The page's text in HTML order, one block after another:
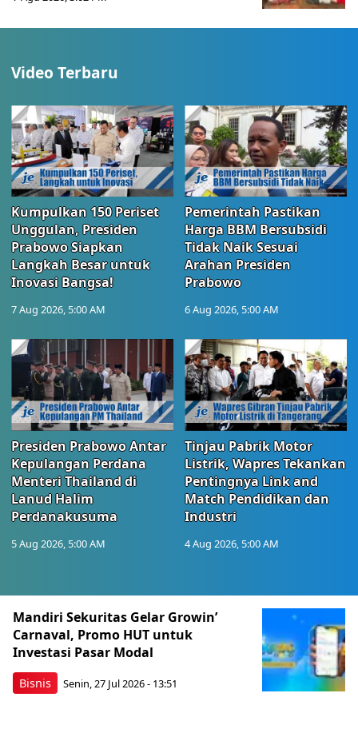
Video Terbaru
Kumpulkan 150 Periset
Unggulan, Presiden
Prabowo Siapkan
Langkah Besar untuk
Inovasi Bangsa!
7 Aug 2026, 5:00 AM
Pemerintah Pastikan
Harga BBM Bersubsidi
Tidak Naik Sesuai
Arahan Presiden
Prabowo
6 Aug 2026, 5:00 AM
Presiden Prabowo Antar
Kepulangan Perdana
Menteri Thailand di
Lanud Halim
Perdanakusuma
5 Aug 2026, 5:00 AM
Tinjau Pabrik Motor
Listrik, Wapres Tekankan
Pentingnya Link and
Match Pendidikan dan
Industri
4 Aug 2026, 5:00 AM
Bisnis
Mandiri Sekuritas Gelar Growin’
Carnaval, Promo HUT untuk
Investasi Pasar Modal
Senin, 27 Jul 2026 - 13:51